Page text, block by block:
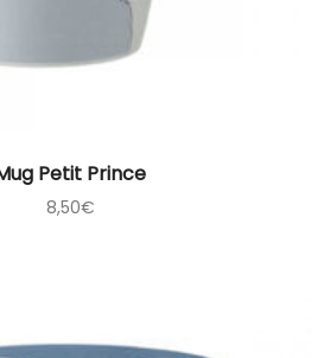
Petit Prince
8,50€